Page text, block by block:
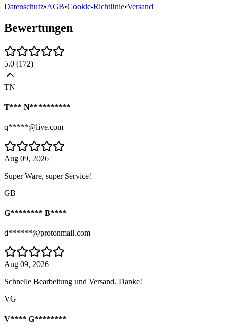
Datenschutz•AGB•Cookie-Richtlinie•Versand
Bewertungen
5.0 (172)
TN
T*** N**********
q*****@live.com
Aug 09, 2026
Super Ware, super Service!
GB
G******** B****
d******@protonmail.com
Aug 09, 2026
Schnelle Bearbeitung und Versand. Danke!
VG
V**** G********